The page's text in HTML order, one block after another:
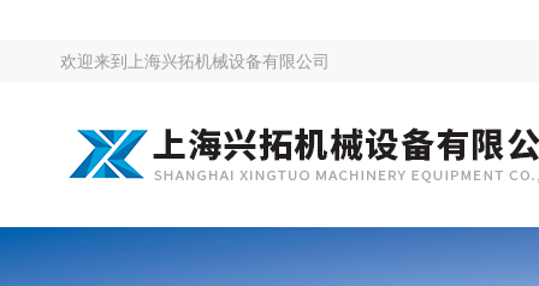
欢迎来到 上海兴拓机械设备有限公司